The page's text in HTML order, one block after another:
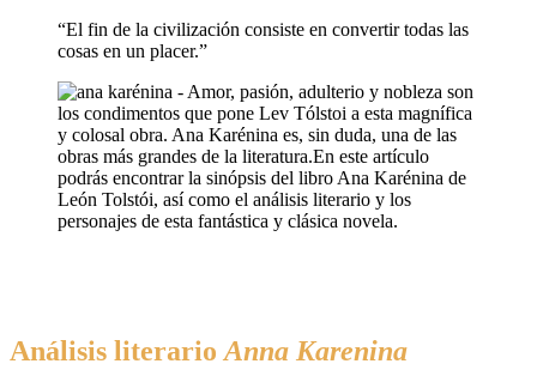
“El fin de la civilización consiste en convertir todas las
cosas en un placer.”
Análisis literario Anna Karenina